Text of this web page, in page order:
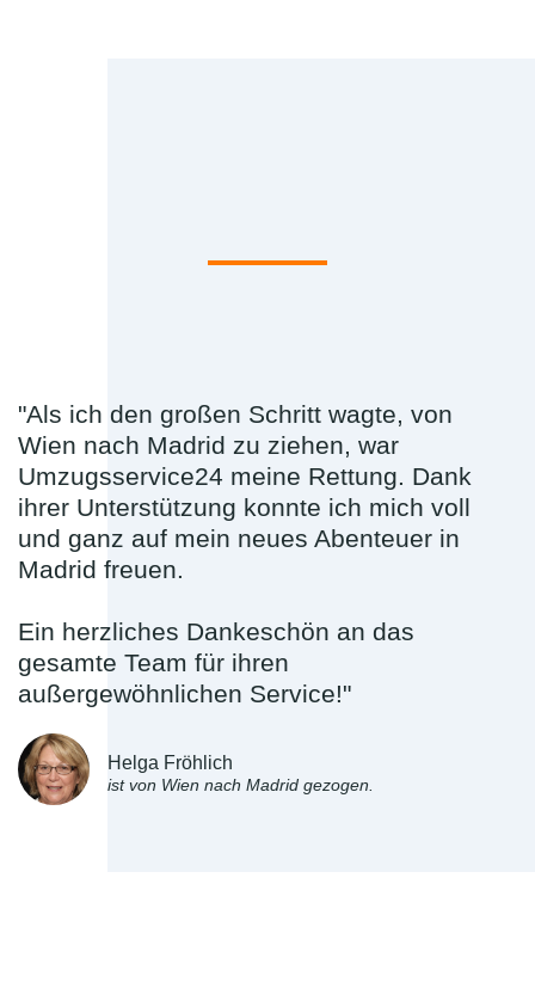
"Als ich den großen Schritt wagte, von
Wien nach Madrid zu ziehen, war
Umzugsservice24 meine Rettung. Dank
ihrer Unterstützung konnte ich mich voll
und ganz auf mein neues Abenteuer in
Madrid freuen.
Ein herzliches Dankeschön an das
gesamte Team für ihren
außergewöhnlichen Service!"
Helga Fröhlich
ist von Wien nach Madrid gezogen.